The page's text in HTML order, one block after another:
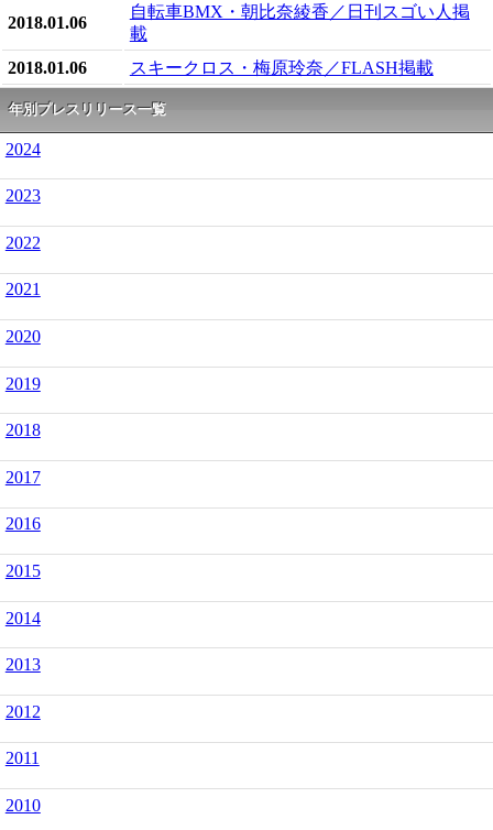
2018.01.06
自転車BMX・朝比奈綾香／日刊スゴい人掲
載
2018.01.06
スキークロス・梅原玲奈／FLASH掲載
年別プレスリリース一覧
2024
2023
2022
2021
2020
2019
2018
2017
2016
2015
2014
2013
2012
2011
2010